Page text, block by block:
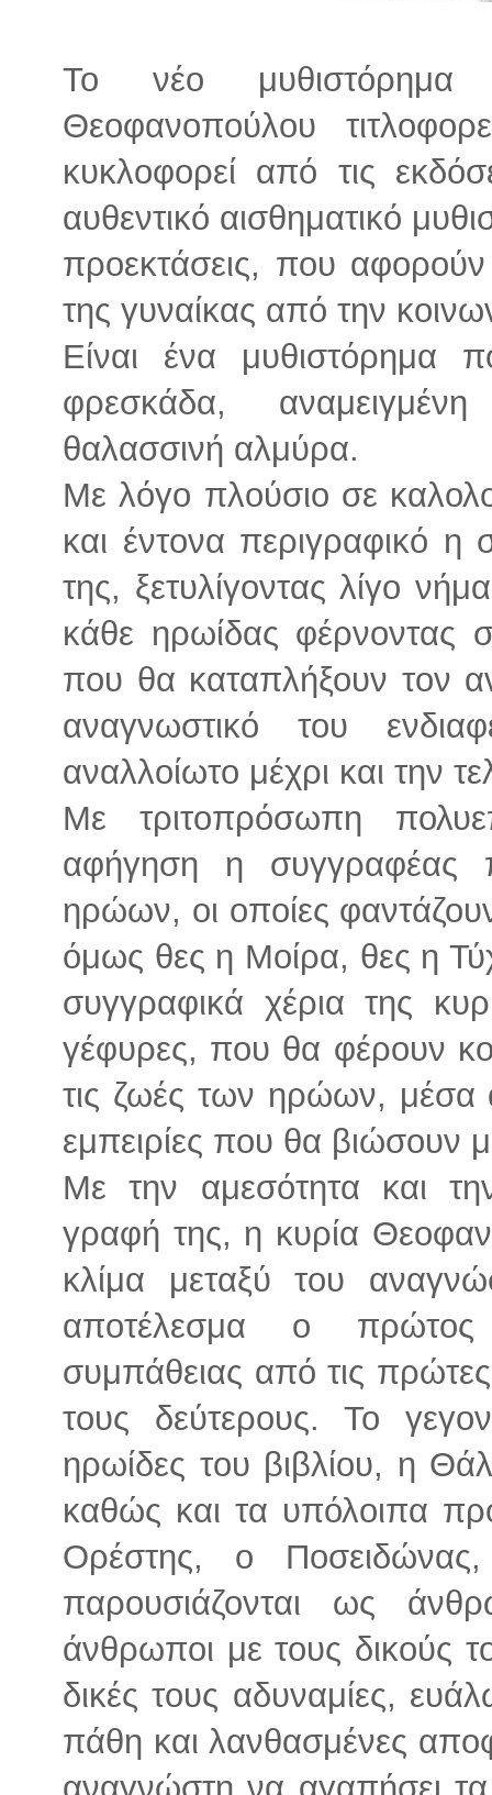
Το νέο μυθιστόρημα
Θεοφανοπούλου
κυκλοφορεί από τις
αυθεντικό αισθηματικό
προεκτάσεις, που
της γυναίκας από την
Είναι ένα μυθιστόρημα
φρεσκάδα,
θαλασσινή αλμύρα.
Με λόγο πλούσιο σε
και έντονα περιγραφικό η
της, ξετυλίγοντας λίγο
κάθε ηρωίδας φέρνοντας
που θα καταπλήξουν τον
αναγνωστικό του
αναλλοίωτο μέχρι και την
Με τριτοπρόσωπη
αφήγηση η συγγραφέας
ηρώων, οι οποίες
όμως θες η Μοίρα, θες η
συγγραφικά χέρια της
γέφυρες, που θα φέρουν
τις ζωές των ηρώων, μέσα
εμπειρίες που θα βιώσουν
Με την αμεσότητα και
γραφή της, η κυρία
κλίμα μεταξύ του
αποτέλεσμα ο πρώτος
συμπάθειας από τις πρώτες
τους δεύτερους. Το
ηρωίδες του βιβλίου, η
καθώς και τα υπόλοιπα
Ορέστης, ο
παρουσιάζονται ως
άνθρωποι με τους δικούς
δικές τους αδυναμίες,
πάθη και λανθασμένες
αναγνώστη να αγαπήσει